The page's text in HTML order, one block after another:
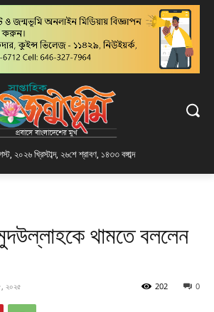
২০২৬ খ্রিস্টাব্দ, ২৬শে শ্রাবণ, ১৪৩৩ বঙ্গাব্দ
থামতে বললেন
২০২৫ 0
202